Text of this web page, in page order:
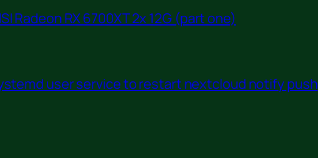
Radeon RX 6700XT 2x 12G (part one)
user service to restart nextcloud notify push